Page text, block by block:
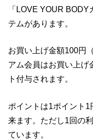
「LOVE YOUR
テムがあります。
お買い上げ金額100円
アム会員はお買い上げ
ト付与されます。
ポイントは1ポイント
来ます。ただし1回の
ています。